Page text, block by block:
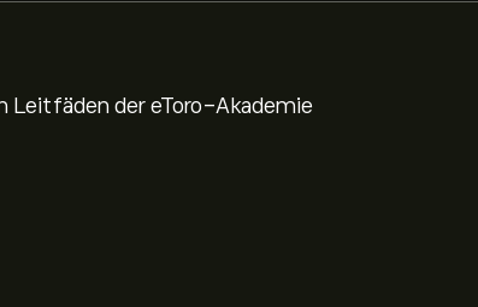
Leitfäden der eToro-Akademie